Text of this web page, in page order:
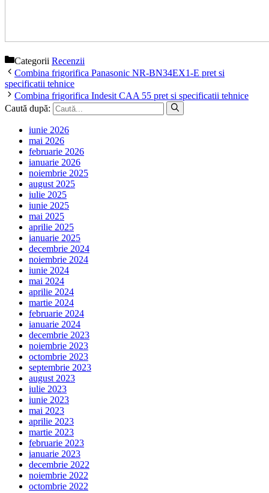
Categorii Recenzii
Combina frigorifica Panasonic NR-BN34EX1-E pret si
specificatii tehnice
Combina frigorifica Indesit CAA 55 pret si specificatii tehnice
Caută după:
iunie 2026
mai 2026
februarie 2026
ianuarie 2026
noiembrie 2025
august 2025
iulie 2025
iunie 2025
mai 2025
aprilie 2025
ianuarie 2025
decembrie 2024
noiembrie 2024
iunie 2024
mai 2024
aprilie 2024
martie 2024
februarie 2024
ianuarie 2024
decembrie 2023
noiembrie 2023
octombrie 2023
septembrie 2023
august 2023
iulie 2023
iunie 2023
mai 2023
aprilie 2023
martie 2023
februarie 2023
ianuarie 2023
decembrie 2022
noiembrie 2022
octombrie 2022